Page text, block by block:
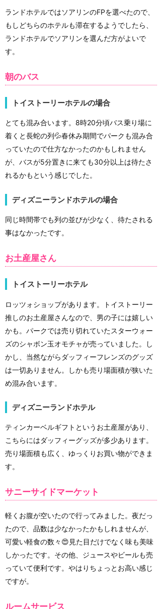
ランドホテルではソアリンのFPを選べたので、
もしどちらのホテルも滞在するようでしたら、
ランドホテルでソアリンを選んだ方がよいで
す。
朝のバス
トイストーリーホテルの場合
とても混み合います。8時20分頃バス乗り場に
着くと長蛇の列💦春休み期間でパークも混み合
っていたので仕方なかったのかもしれません
が、バスが5分置きに来ても30分以上は待たさ
れるかもという感じでした。
ディズニーランドホテルの場合
同じ時間帯でも列の並びが少なく、待たされる
事はなかったです。
お土産屋さん
トイストーリーホテル
ロッツォショップがあります。トイストーリー
推しのお土産屋さんなので、男の子には嬉しい
かも。パークでは売り切れていたスターウォー
ズのシャボン玉オモチャが売っていました。し
かし、当然ながらダッフィーフレンズのグッズ
は一切ありません。しかも売り場面積が狭いた
め混み合います。
ディズニーランドホテル
ティンカーベルギフトというお土産屋があり、
こちらにはダッフィーグッズが多少あります。
売り場面積も広く、ゆっくりお買い物ができま
す。
サニーサイドマーケット
軽くお腹が空いたので行ってみました。夜だっ
たので、品数は少なかったかもしれませんが、
可愛い軽食の数々😍見た目だけでなく味も美味
しかったです。その他、ジュースやビールも売
っていて便利です。やはりちょっとお高い感じ
ですが。
ルームサービス